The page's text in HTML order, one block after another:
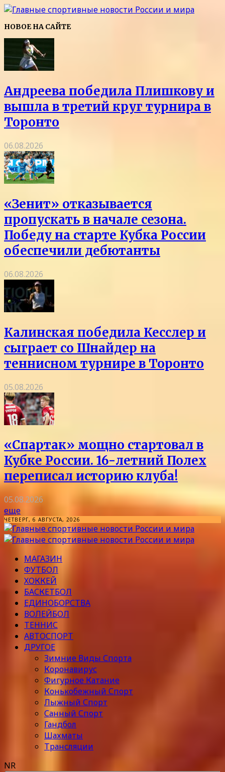
НОВОЕ НА САЙТЕ
Андреева победила Плишкову и
вышла в третий круг турнира в
Торонто
06.08.2026
«Зенит» отказывается
пропускать в начале сезона.
Победу на старте Кубка России
обеспечили дебютанты
06.08.2026
Калинская победила Кесслер и
сыграет со Шнайдер на
теннисном турнире в Торонто
05.08.2026
«Спартак» мощно стартовал в
Кубке России. 16-летний Полех
переписал историю клуба!
05.08.2026
еще
ЧЕТВЕРГ, 6 АВГУСТА, 2026
МАГАЗИН
ФУТБОЛ
ХОККЕЙ
БАСКЕТБОЛ
ЕДИНОБОРСТВА
ВОЛЕЙБОЛ
ТЕННИС
АВТОСПОРТ
ДРУГОЕ
Зимние Виды Спорта
Коронавирус
Фигурное Катание
Конькобежный Спорт
Лыжный Спорт
Санный Спорт
Гандбол
Шахматы
Трансляции
NR